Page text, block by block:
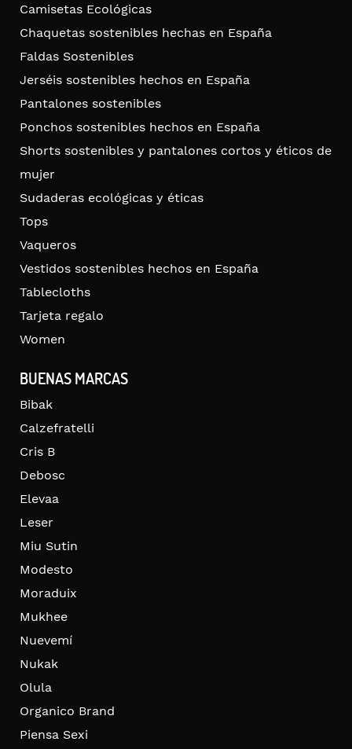
Camisetas Ecológicas
Chaquetas sostenibles hechas en España
Faldas Sostenibles
Jerséis sostenibles hechos en España
Pantalones sostenibles
Ponchos sostenibles hechos en España
Shorts sostenibles y pantalones cortos y éticos de
mujer
Sudaderas ecológicas y éticas
Tops
Vaqueros
Vestidos sostenibles hechos en España
Tablecloths
Tarjeta regalo
Women
BUENAS MARCAS
Bibak
Calzefratelli
Cris B
Debosc
Elevaa
Leser
Miu Sutin
Modesto
Moraduix
Mukhee
Nuevemí
Nukak
Olula
Organico Brand
Piensa Sexi